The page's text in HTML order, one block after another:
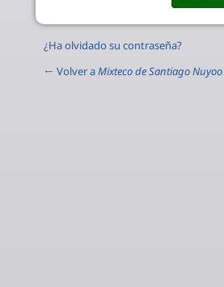
¿Ha olvidado su contraseña?
← Volver aMixteco de Santiago Nuyoo